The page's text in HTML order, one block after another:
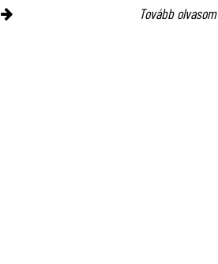
Tovább olvasom